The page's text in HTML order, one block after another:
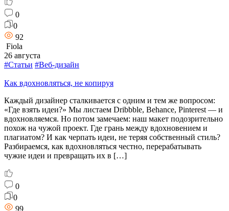
0
0
92
Fiola
26 августа
#Статьи #Веб-дизайн
Как вдохновляться, не копируя
Каждый дизайнер сталкивается с одним и тем же вопросом:
«Где взять идеи?» Мы листаем Dribbble, Behance, Pinterest — и
вдохновляемся. Но потом замечаем: наш макет подозрительно
похож на чужой проект. Где грань между вдохновением и
плагиатом? И как черпать идеи, не теряя собственный стиль?
Разбираемся, как вдохновляться честно, перерабатывать
чужие идеи и превращать их в […]
0
0
99